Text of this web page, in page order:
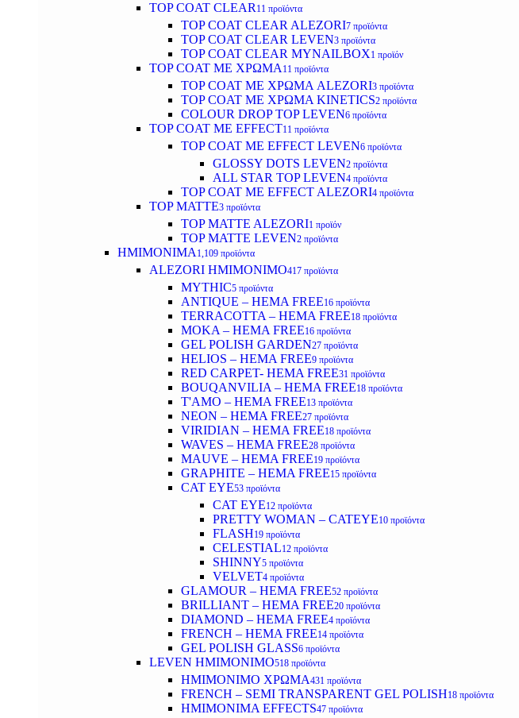
TOP COAT CLEAR 11 προϊόντα
TOP COAT CLEAR ALEZORI7 προϊόντα
TOP COAT CLEAR LEVEN3 προϊόντα
TOP COAT CLEAR MYNAILBOX1 προϊόν
TOP COAT ΜΕ ΧΡΩΜΑ 11 προϊόντα
TOP COAT ΜΕ ΧΡΩΜΑ ALEZORI3 προϊόντα
TOP COAT ΜΕ ΧΡΩΜΑ KINETICS2 προϊόντα
COLOUR DROP TOP LEVEN6 προϊόντα
TOP COAT ΜΕ EFFECT11 προϊόντα
TOP COAT ME EFFECT LEVEN6 προϊόντα
GLOSSY DOTS LEVEN2 προϊόντα
ALL STAR TOP LEVEN4 προϊόντα
TOP COAT ME EFFECT ALEZORI4 προϊόντα
TOP MATTE3 προϊόντα
TOP MATTE ALEZORI1 προϊόν
TOP MATTE LEVEN2 προϊόντα
ΗΜΙΜΟΝΙΜΑ 1,109 προϊόντα
ALEZORI ΗΜΙΜΟΝΙΜΟ417 προϊόντα
MYTHIC5 προϊόντα
ANTIQUE – HEMA FREE16 προϊόντα
TERRACOTTA – HEMA FREE18 προϊόντα
MOKA – HEMA FREE16 προϊόντα
GEL POLISH GARDEN27 προϊόντα
HELIOS – HEMA FREE9 προϊόντα
RED CARPET- HEMA FREE31 προϊόντα
BOUQANVILIA – HEMA FREE18 προϊόντα
T'AMO – HEMA FREE13 προϊόντα
NEON – HEMA FREE27 προϊόντα
VIRIDIAN – HEMA FREE18 προϊόντα
WAVES – HEMA FREE28 προϊόντα
MAUVE – HEMA FREE19 προϊόντα
GRAPHITE – HEMA FREE15 προϊόντα
CAT EYE53 προϊόντα
CAT EYE12 προϊόντα
PRETTY WOMAN – CATEYE10 προϊόντα
FLASH19 προϊόντα
CELESTIAL12 προϊόντα
SHINNY5 προϊόντα
VELVET4 προϊόντα
GLAMOUR – HEMA FREE52 προϊόντα
BRILLIANT – HEMA FREE20 προϊόντα
DIAMOND – HEMA FREE4 προϊόντα
FRENCH – HEMA FREE14 προϊόντα
GEL POLISH GLASS6 προϊόντα
LEVEN ΗΜΙΜΟΝΙΜΟ518 προϊόντα
ΗΜΙΜΟΝΙΜΟ ΧΡΩΜΑ431 προϊόντα
FRENCH – SEMI TRANSPARENT GEL POLISH18 προϊόντα
HMIMONIMA EFFECTS47 προϊόντα